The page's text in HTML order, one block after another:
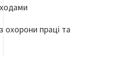
охорони праці та